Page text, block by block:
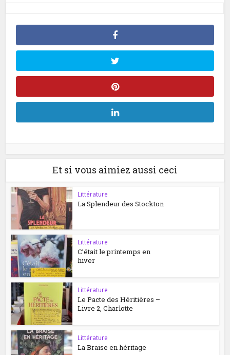
Et si vous aimiez aussi ceci
Littérature
La Splendeur des Stockton
Littérature
C’était le printemps en
hiver
Littérature
Le Pacte des Héritières –
Livre 2, Charlotte
Littérature
La Braise en héritage